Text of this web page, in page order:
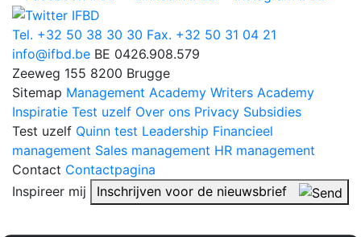
Tel. +32 50 38 30 30 Fax. +32 50 31 04 21
info@ifbd.be BE 0426.908.579
Zeeweg 155 8200 Brugge
Sitemap Management Academy Writers Academy
Inspiratie Test uzelf Over ons Privacy Subsidies
Test uzelf Quinn test Leadership Financieel
management Sales management HR management
Contact Contactpagina
Inspireer mij
Inschrijven voor de nieuwsbrief